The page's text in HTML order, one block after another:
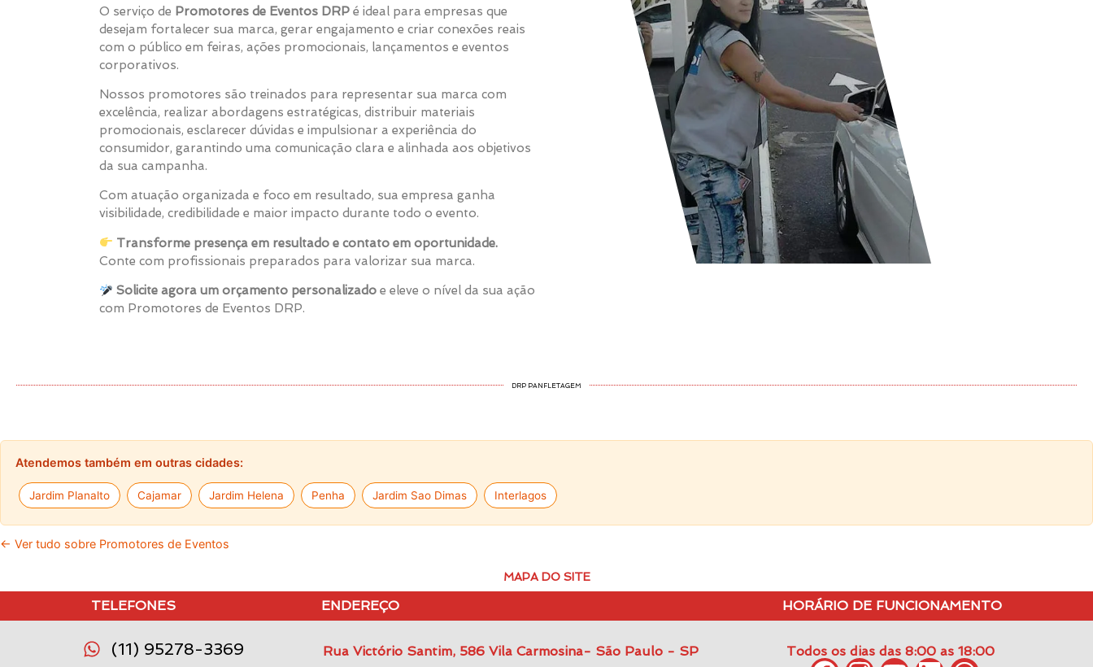
O serviço de Promotores de Eventos DRP é ideal para empresas que
desejam fortalecer sua marca, gerar engajamento e criar conexões reais
com o público em feiras, ações promocionais, lançamentos e eventos
corporativos.
Nossos promotores são treinados para representar sua marca com
excelência, realizar abordagens estratégicas, distribuir materiais
promocionais, esclarecer dúvidas e impulsionar a experiência do
consumidor, garantindo uma comunicação clara e alinhada aos objetivos
da sua campanha.
Com atuação organizada e foco em resultado, sua empresa ganha
visibilidade, credibilidade e maior impacto durante todo o evento.
Transforme presença em resultado e contato em oportunidade.
Conte com profissionais preparados para valorizar sua marca.
Solicite agora um orçamento personalizado e eleve o nível da sua ação
com Promotores de Eventos DRP.
DRP PANFLETAGEM
Atendemos também em outras cidades:
Jardim Planalto Cajamar Jardim Helena Penha Jardim Sao Dimas Interlagos
← Ver tudo sobre Promotores de Eventos
MAPA DO SITE
TELEFONES ENDEREÇO HORÁRIO DE FUNCIONAMENTO
(11) 95278-3369 Rua Victório Santim, 586 Vila Carmosina- São Paulo - SP Todos os dias das 8:00 as 18:00